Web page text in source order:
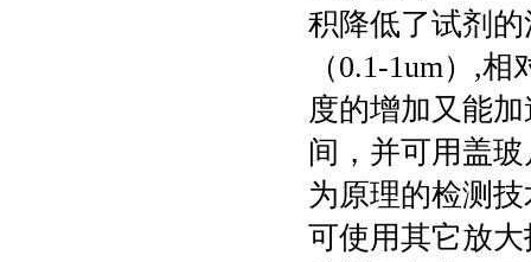
积降低了试剂
（0.1-1um）,
度的增加又能
间，并可用盖
为原理的检测
可使用其它放